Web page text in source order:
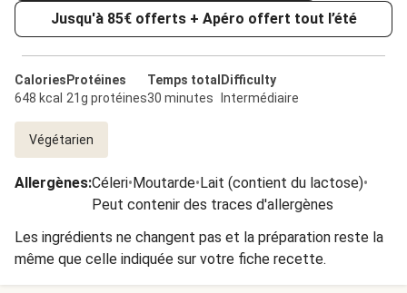
Jusqu'à 85€ offerts + Apéro offert tout l’été
Calories
648 kcal
Protéines
21g protéines
Temps total
30 minutes
Difficulty
Intermédiaire
Végétarien
Allergènes:Céleri•Moutarde•Lait (contient du lactose)•
Peut contenir des traces d'allergènes
Les ingrédients ne changent pas et la préparation reste la
même que celle indiquée sur votre fiche recette.